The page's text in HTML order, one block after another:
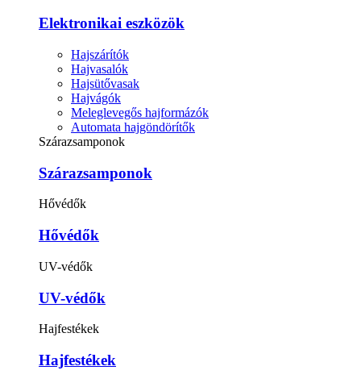
Elektronikai eszközök
Hajszárítók
Hajvasalók
Hajsütővasak
Hajvágók
Meleglevegős hajformázók
Automata hajgöndörítők
Szárazsamponok
Szárazsamponok
Hővédők
Hővédők
UV-védők
UV-védők
Hajfestékek
Hajfestékek